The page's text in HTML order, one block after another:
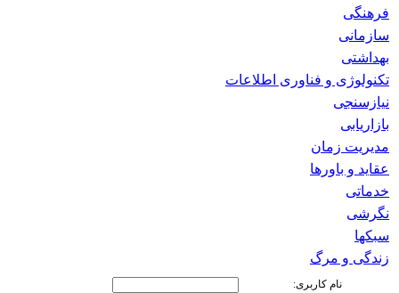
فرهنگی
سازمانی
بهداشتی
تکنولوژی و فناوری اطلاعات
نیازسنجی
بازاریابی
مدیریت زمان
عقاید و باورها
خدماتی
نگرشی
سبکها
زندگی و مرگ
نام کاربری: